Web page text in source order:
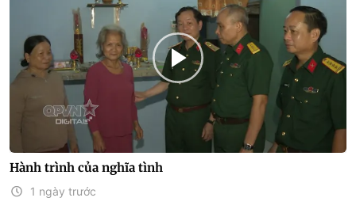
Hành trình của nghĩa tình
1 ngày trước